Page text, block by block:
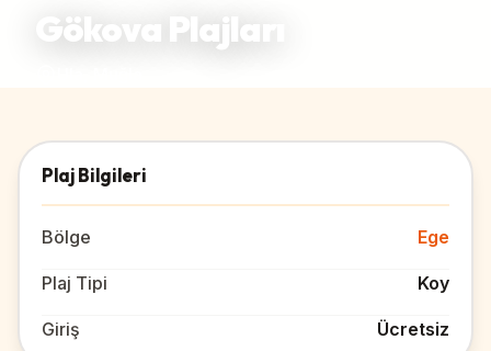
Gökova Plajları
Plaj Bilgileri
Bölge Ege
Plaj Tipi Koy
Giriş Ücretsiz